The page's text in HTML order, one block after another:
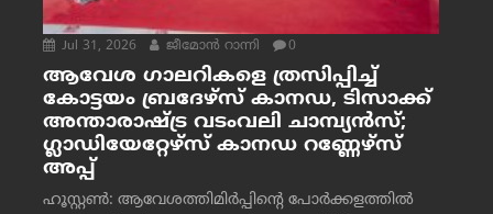
Jul 31, 2026 ജീമോന്‍ റാന്നി 0
ആവേശ ഗാലറികളെ ത്രസിപ്പിച്ച്
കോട്ടയം ബ്രദേഴ്‌സ് കാനഡ, ടിസാക്ക്
അന്താരാഷ്ട്ര വടംവലി ചാമ്പ്യന്‍സ്;
ഗ്ലാഡിയേറ്റേഴ്‌സ് കാനഡ റണ്ണേഴ്‌സ്
അപ്പ്
ഹൂസ്റ്റണ്‍: ആവേശത്തിമിര്‍പ്പിന്റെ പോര്‍ക്കളത്തില്‍